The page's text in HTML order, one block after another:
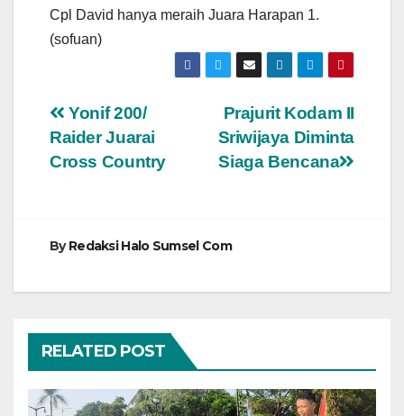
Cpl David hanya meraih Juara Harapan 1.
(sofuan)
Navigasi
pos
Prajurit Kodam II
Sriwijaya Diminta
Siaga Bencana
Yonif 200/
Raider Juarai
Cross Country
ByRedaksi Halo Sumsel Com
RELATED POST